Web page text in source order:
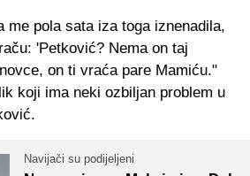
me pola sata iza toga iznenadila,
'Petković? Nema on taj
on ti vraća pare Mamiću."
koji ima neki ozbiljan problem u
Navijači su podijeljeni